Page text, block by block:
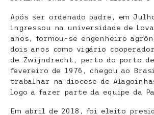
Após ser ordenado padre, em
ingressou na universidade de
anos, formou-se engenheiro
dois anos como vigário
de Zwijndrecht, perto do porto
fevereiro de 1976, chegou ao
trabalhar na diocese de
logo a fazer parte da equipe da
Em abril de 2018, foi eleito